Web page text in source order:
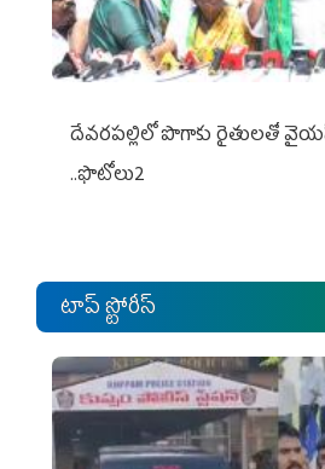
దేవరపల్లిలో పొగాకు రైతులతో
..ఫొటోలు2
టాప్ స్టోరీస్